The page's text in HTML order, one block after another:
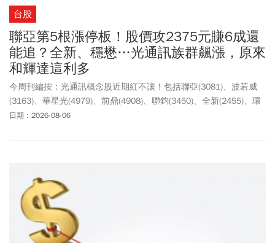
台股
聯亞第5根漲停板！股價攻2375元賺6成還
能追？全新、穩懋…光通訊族群飆漲，原來
和輝達這利多
今周刊編按：光通訊概念股近期紅不讓！包括聯亞(3081)、波若威
(3163)、華星光(4979)、前鼎(4908)、聯鈞(3450)、全新(2455)、環
宇-KY(4991)、訊芯-KY(6451)、穩懋(3105)、IET-KY(4971)等10檔個
師認為，目前光通訊概念股大多都強勢鎖漲停，持有者可以續抱，
空手者短線先不要追買，畢竟漲幅已高，現在追買風險太大。
日期：2026-08-06